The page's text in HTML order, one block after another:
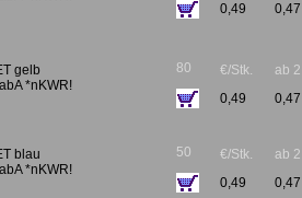
0,49
0,47
gelb
*nKWR!
80
€/Stk.
0,49
ab 2
0,47
blau
*nKWR!
50
€/Stk.
0,49
ab 2
0,47